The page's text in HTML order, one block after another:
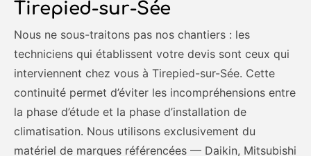
Tirepied-sur-Sée
Nous ne sous-traitons pas nos chantiers : les
techniciens qui établissent votre devis sont ceux qui
interviennent chez vous à Tirepied-sur-Sée. Cette
continuité permet d’éviter les incompréhensions entre
la phase d’étude et la phase d’installation de
climatisation. Nous utilisons exclusivement du
matériel de marques référencées — Daikin, Mitsubishi